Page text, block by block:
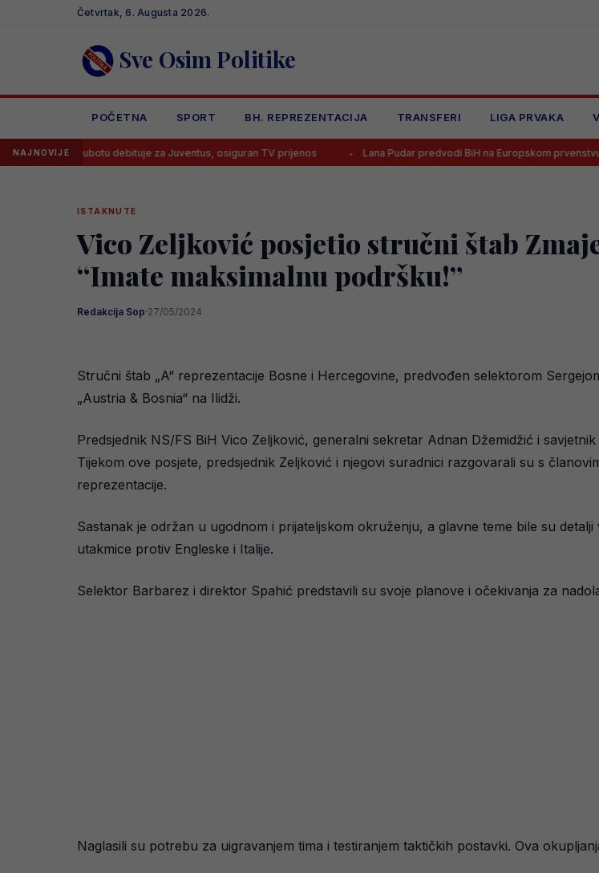
Četvrtak, 6. Augusta 2026.
Sve Osim Politike
POČETNA SPORT BH. REPREZENTACIJA TRANSFERI LIGA PRVAKA
NAJNOVIJE
subotu debituje za Juventus, osiguran TV prijenos Lana Pudar predvodi BiH na Europskom prvenstvu u Parizu
ISTAKNUTE
Vico Zeljković posjetio stručni štab
“Imate maksimalnu podršku!”
Redakcija Sop·27/05/2024
Stručni štab „A“ reprezentacije Bosne i Hercegovine, predvođen selektorom
„Austria & Bosnia“ na Ilidži.
Predsjednik NS/FS BiH Vico Zeljković, generalni sekretar Adnan Džemidžić i
Tijekom ove posjete, predsjednik Zeljković i njegovi suradnici razgovarali su s
reprezentacije.
Sastanak je održan u ugodnom i prijateljskom okruženju, a glavne teme bile su
utakmice protiv Engleske i Italije.
Selektor Barbarez i direktor Spahić predstavili su svoje planove i očekivanja za
Naglasili su potrebu za uigravanjem tima i testiranjem taktičkih postavki. Ova